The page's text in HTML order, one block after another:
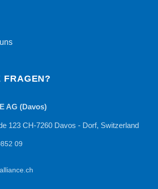
FRAGEN?
AG
11 CH-6122 Menznau, Switzerland
50815 22
alliance.ch